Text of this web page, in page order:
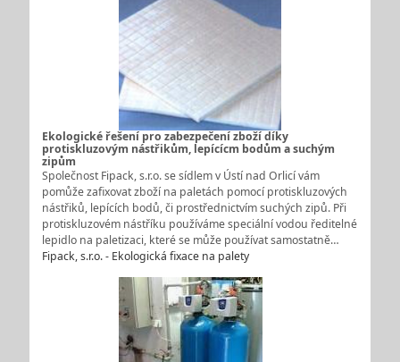
Ekologické řešení pro zabezpečení zboží díky
protiskluzovým nástřikům, lepícícm bodům a suchým
zipům
Společnost Fipack, s.r.o. se sídlem v Ústí nad Orlicí vám
pomůže zafixovat zboží na paletách pomocí protiskluzových
nástřiků, lepících bodů, či prostřednictvím suchých zipů. Při
protiskluzovém nástříku používáme speciální vodou ředitelné
lepidlo na paletizaci, které se může používat samostatně…
Fipack, s.r.o. - Ekologická fixace na palety